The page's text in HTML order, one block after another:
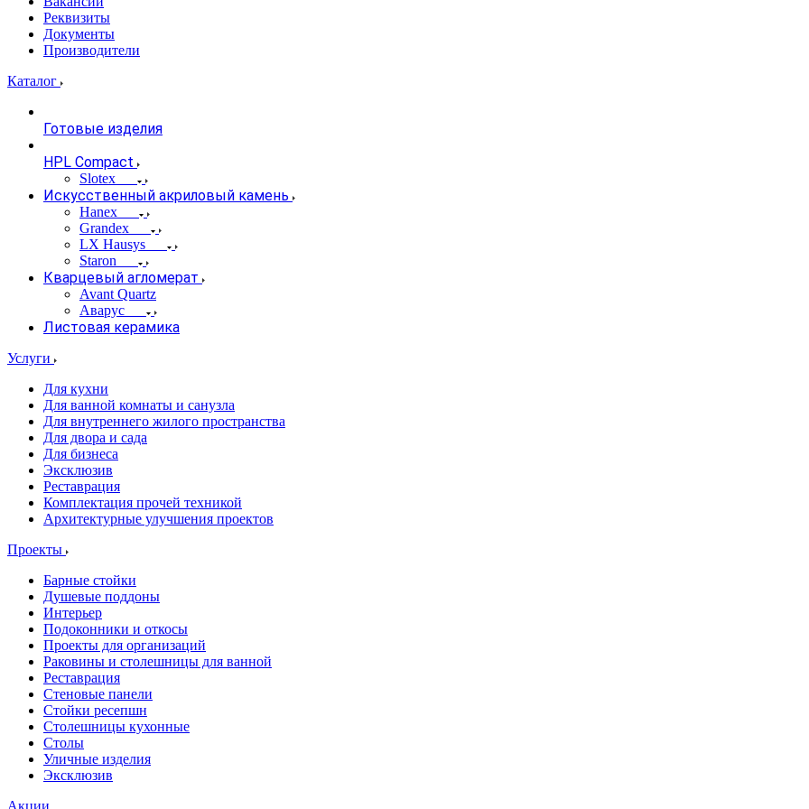
Реквизиты
Документы
Производители
Каталог
Готовые изделия
HPL Compact
Slotex
Искусственный акриловый камень
Hanex
Grandex
LX Hausys
Staron
Кварцевый агломерат
Avant Quartz
Аварус
Листовая керамика
Услуги
Для кухни
Для ванной комнаты и санузла
Для внутреннего жилого пространства
Для двора и сада
Для бизнеса
Эксклюзив
Реставрация
Комплектация прочей техникой
Архитектурные улучшения проектов
Проекты
Барные стойки
Душевые поддоны
Интерьер
Подоконники и откосы
Проекты для организаций
Раковины и столешницы для ванной
Реставрация
Стеновые панели
Стойки ресепшн
Столешницы кухонные
Столы
Уличные изделия
Эксклюзив
Акции